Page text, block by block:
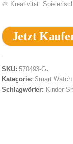
🎨 Kreativität:
Jetzt
SKU: 570493-G.
Kategorie: Smart Watch
Schlagwörter: Kinder